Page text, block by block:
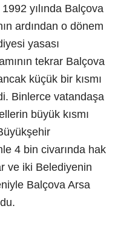
yılında Balçova
ardından o dönem
yasası
tekrar Balçova
küçük bir kısmı
Binlerce vatandaşa
büyük kısmı
4 bin civarında hak
ve iki Belediyenin
Balçova Arsa